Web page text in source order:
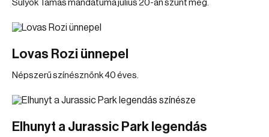
Sulyok Tamás mandátuma július 20-án szűnt meg.
Lovas Rozi ünnepel
Népszerű színésznőnk 40 éves.
Elhunyt a Jurassic Park legendás